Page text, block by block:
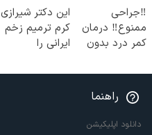
‼️جراحی
ممنوع‼️ درمان
کمر درد بدون
نقاهت
این دکتر شیرازی
کرم ترمیم زخم
ایرانی را
راهنما
دانلود اپلیکیشن